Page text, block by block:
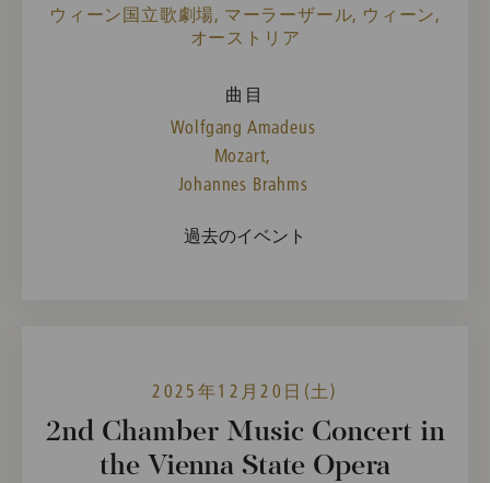
ウィーン国立歌劇場, マーラーザール, ウィーン,
オーストリア
曲目
Wolfgang Amadeus
Mozart,
Johannes Brahms
過去のイベント
2025年12月20日(土)
2nd Chamber Music Concert in
the Vienna State Opera